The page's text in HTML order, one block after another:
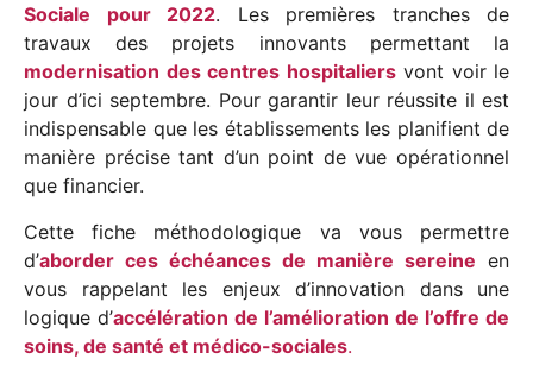
Sociale pour 2022. Les premières tranches de
travaux des projets innovants permettant la
modernisation des centres hospitaliersvont voir le
jour d’ici septembre. Pour garantir leur réussite il est
indispensable que les établissements les planifient de
manière précise tant d’un point de vue opérationnel
que financier.
Cette fiche méthodologique va vous permettre
d’aborder ces échéances de manière sereine en
vous rappelant les enjeux d’innovation dans une
logique d’accélération de l’amélioration de l’offre de
soins, de santé et médico-sociales.